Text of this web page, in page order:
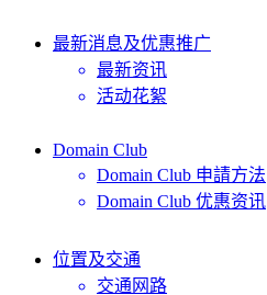
最新消息及优惠推广
最新资讯
活动花絮
Domain Club
Domain Club 申請方法
Domain Club 优惠资讯
位置及交通
交通网路